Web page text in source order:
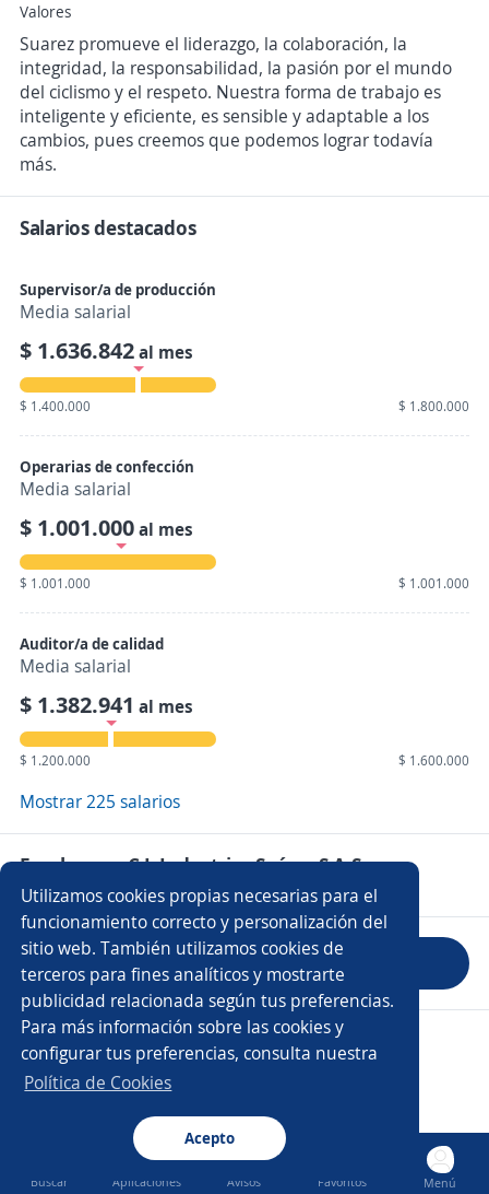
Utilizamos cookies propias necesarias para el
funcionamiento correcto y personalización del
sitio web. También utilizamos cookies de
terceros para fines analíticos y mostrarte
publicidad relacionada según tus preferencias.
Para más información sobre las cookies y
configurar tus preferencias, consulta nuestra
Política de Cookies
Acepto
Buscar Aplicaciones Avisos Favoritos Menú
Valores
Suarez promueve el liderazgo, la colaboración, la
integridad, la responsabilidad, la pasión por el mundo
del ciclismo y el respeto. Nuestra forma de trabajo es
inteligente y eficiente, es sensible y adaptable a los
cambios, pues creemos que podemos lograr todavía
más.
Salarios destacados
Supervisor/a de producción
Media salarial
$ 1.636.842al mes
$ 1.400.000 $ 1.800.000
Operarias de confección
Media salarial
$ 1.001.000al mes
$ 1.001.000 $ 1.001.000
Auditor/a de calidad
Media salarial
$ 1.382.941 al mes
$ 1.200.000 $ 1.600.000
Mostrar 225 salarios
Empleos en C.I. Industrias Suárez S.A.S
Evaluar empresa
Copyright 2014 - 2026 DGNET LTD.
/